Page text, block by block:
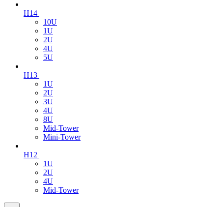
H14
10U
1U
2U
4U
5U
H13
1U
2U
3U
4U
8U
Mid-Tower
Mini-Tower
H12
1U
2U
4U
Mid-Tower